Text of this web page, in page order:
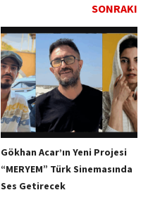
SONRAKI
Gökhan Acar’ın Yeni Projesi
“MERYEM” Türk Sinemasında
Ses Getirecek